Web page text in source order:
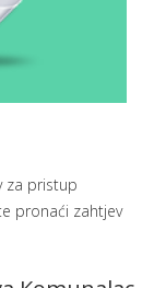
za pristup
pronaći zahtjev